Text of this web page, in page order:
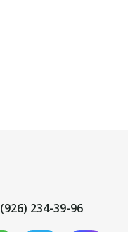
(926) 234-39-96